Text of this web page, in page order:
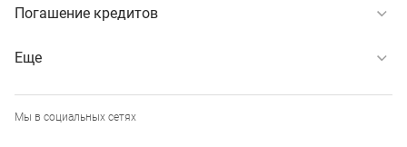
Погашение кредитов
Еще
Мы в социальных сетях